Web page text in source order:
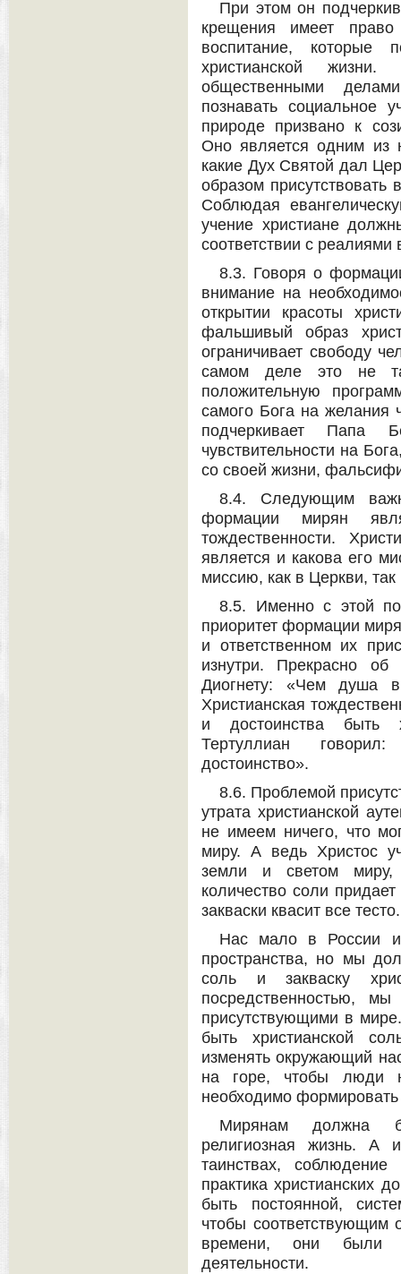
При этом он
крещения имеет
воспитание, которые
христианской
общественными
познавать социальное
природе призвано к
Оно является одним из
какие Дух Святой дал
образом
Соблюдая
учение христиане
соответствии с реалиями
8.3. Говоря о
внимание на
открытии красоты
фальшивый образ
ограничивает свободу
самом деле это не
положительную
самого Бога на желания
подчеркивает Папа
чувствительности на
со своей жизни,
8.4. Следующим
формации мирян
тождественности.
является и какова его
миссию, как в Церкви, так
8.5. Именно с этой
приоритет формации
и ответственном их
изнутри. Прекрасно
Диогнету: «Чем душа
Христианская
и достоинства быть
Тертуллиан
достоинство».
8.6. Проблемой
утрата христианской
не имеем ничего, что
миру. А ведь Христос
земли и светом миру,
количество соли
закваски квасит все тесто.
Нас мало в России и
пространства, но мы
соль и закваску
посредственностью,
присутствующими в
быть христианской
изменять окружающий
на горе, чтобы люди
необходимо
Мирянам должна
религиозная жизнь. А
таинствах,
практика христианских
быть постоянной,
чтобы соответствующим
времени, они были
деятельности.